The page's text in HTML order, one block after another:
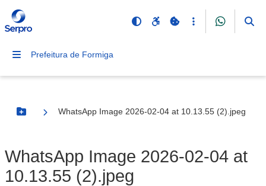
Prefeitura de Formiga
Botão Menu
WhatsApp Image 2026-02-04 at 10.13.55 (2).jpeg
WhatsApp Image 2026-02-04 at
10.13.55 (2).jpeg